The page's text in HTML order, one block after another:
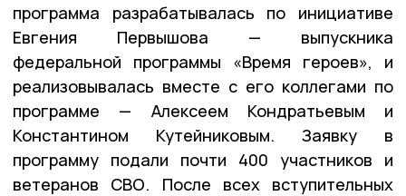
программа разрабатывалась по инициативе
Евгения Первышова — выпускника
федеральной программы «Время героев», и
реализовывалась вместе с его коллегами по
программе — Алексеем Кондратьевым и
Константином Кутейниковым. Заявку в
программу подали почти 400 участников и
ветеранов СВО. После всех вступительных